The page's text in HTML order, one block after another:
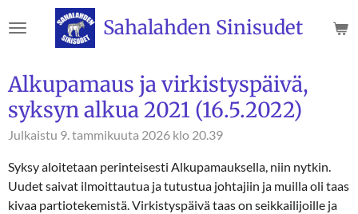
pääsisältöön
Sahalahden Sinisudet
Alkupamaus ja virkistyspäivä,
syksyn alkua 2021 (16.5.2022)
Julkaistu 9. tammikuuta 2026 klo 20.39
Syksy aloitetaan perinteisesti Alkupamauksella, niin nytkin.
Uudet saivat ilmoittautua ja tutustua johtajiin ja muilla oli taas
kivaa partiotekemistä. Virkistyspäivä taas on seikkailijoille ja